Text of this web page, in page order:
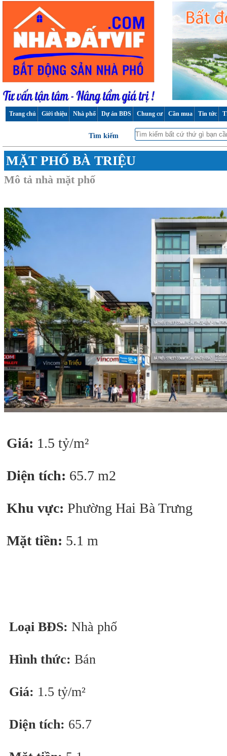
Trang chủ Giới thiệu Nhà phố Dự án BĐS Chung cư Cần mua Tin tức
Tìm kiếm
MẶT PHỐ BÀ TRIỆU
Mô tả nhà mặt phố
Giá: 1.5 tỷ/m²
Diện tích: 65.7 m2
Khu vực: Phường Hai Bà Trưng
Mặt tiền: 5.1 m
Loại BĐS: Nhà phố
Hình thức: Bán
Giá: 1.5 tỷ/m²
Diện tích: 65.7